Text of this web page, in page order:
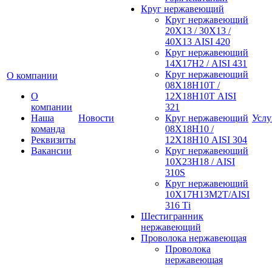
О компании
О
компании
Наша
команда
Реквизиты
Вакансии
Новости
Круг нержавеющий
Круг нержавеющий
20Х13 / 30Х13 /
40Х13 AISI 420
Круг нержавеющий
14Х17Н2 / AISI 431
Круг нержавеющий
08Х18Н10Т /
12Х18Н10Т AISI
321
Круг нержавеющий
08Х18Н10 /
12Х18Н10 AISI 304
Круг нержавеющий
10Х23Н18 / AISI
310S
Круг нержавеющий
10Х17Н13М2Т/AISI
316 Тi
Шестигранник
нержавеющий
Проволока нержавеющая
Проволока
нержавеющая